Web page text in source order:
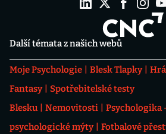
Další témata z našich webů
Moje Psychologie Blesk Tlapky
Fantasy
Spotřebitelské testy
Blesku
Nemovitosti
Psychologika
psychologické mýty
Fotbalové